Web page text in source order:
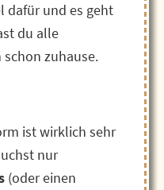
dafür und es geht
du alle
zuhause.
ist wirklich sehr
nur
(oder einen